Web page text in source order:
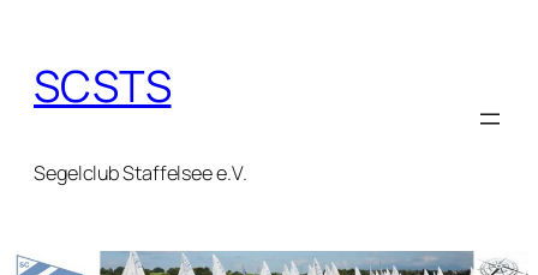
springen
SCSTS
Segelclub Staffelsee e.V.